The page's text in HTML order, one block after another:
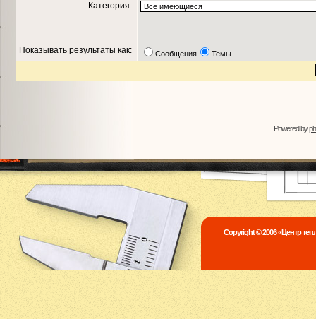
Категория:
Показывать результаты как: Сообщения Темы
Powered by
Copyright © 2006 «Центр